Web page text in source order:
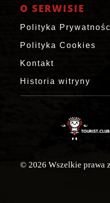
O SERWISIE
Polityka
Polityka Cookies
Kontakt
Historia witryny
© 2026 Wszelkie prawa